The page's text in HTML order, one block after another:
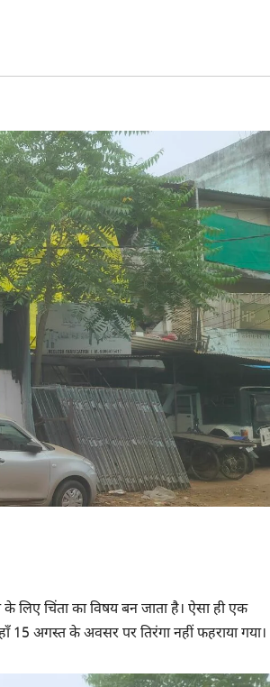
के लिए चिंता का विषय बन जाता है। ऐसा ही एक
15 अगस्त के अवसर पर तिरंगा नहीं फहराया गया।